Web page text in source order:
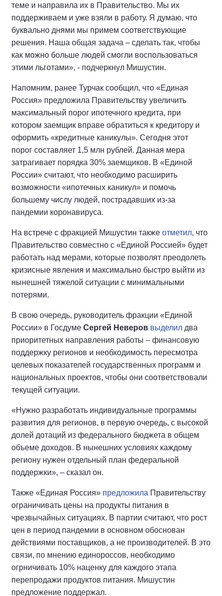
теме и направила их в Правительство. Мы их
поддерживаем и уже взяли в работу. Я думаю, что
буквально днями мы примем соответствующие
решения. Наша общая задача – сделать так, чтобы
как можно больше людей смогли воспользоваться
этими льготами», - подчеркнул Мишустин.
Напомним, ранее Турчак сообщил, что «Единая
Россия» предложила Правительству увеличить
максимальный порог ипотечного кредита, при
котором заемщик вправе обратиться к кредитору и
оформить «кредитные каникулы». Сегодня этот
порог составляет 1,5 млн рублей. Данная мера
затрагивает порядка 30% заемщиков. В «Единой
России» считают, что необходимо расширить
возможности «ипотечных каникул» и помочь
большему числу людей, пострадавших из-за
пандемии коронавируса.
На встрече с фракцией Мишустин также отметил, что
Правительство совместно с «Единой Россией» будет
работать над мерами, которые позволят преодолеть
кризисные явления и максимально быстро выйти из
нынешней тяжелой ситуации с минимальными
потерями.
В свою очередь, руководитель фракции «Единой
России» в Госдуме Сергей Неверов выделил два
приоритетных направления работы – финансовую
поддержку регионов и необходимость пересмотра
целевых показателей государственных программ и
национальных проектов, чтобы они соответствовали
текущей ситуации.
«Нужно разработать индивидуальные программы
развития для регионов, в первую очередь, с высокой
долей дотаций из федерального бюджета в общем
объеме доходов. В нынешних условиях каждому
региону нужен отдельный план федеральной
поддержки», – сказал он.
Также «Единая Россия» предложила Правительству
ограничивать цены на продукты питания в
чрезвычайных ситуациях. В партии считают, что рост
цен в период пандемии в основном обоснован
действиями поставщиков, а не производителей. В это
связи, по мнению единороссов, необходимо
огрничивать 10% наценку для каждого этапа
перепродажи продуктов питания. Мишустин
предложение поддержал.